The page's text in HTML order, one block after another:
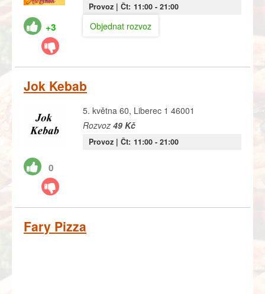
+3
Provoz | Čt: 11:00- 21:00
Objednat rozvoz
Jok Kebab
0
5. května 60, Liberec 1 46001
Rozvoz 49 Kč
Provoz | Čt: 11:00- 21:00
Fary Pizza